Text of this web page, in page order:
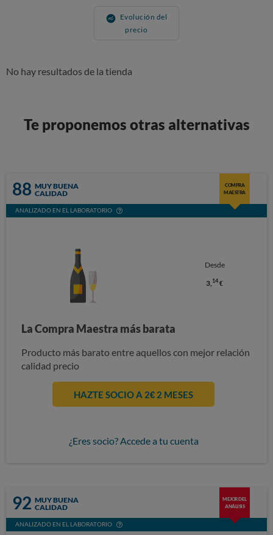
Evolución del
precio
No hay resultados de la tienda
Te proponemos otras alternativas
88 MUY BUENA
CALIDAD
COMPRA
MAESTRA
ANALIZADO EN EL LABORATORIO
Desde
3, 14 €
La Compra Maestra más barata
Producto más barato entre aquellos con mejor relación
calidad precio
HAZTE SOCIO A 2€ 2 MESES
¿Eres socio? Accede a tu cuenta
92 MUY BUENA
CALIDAD
MEJOR DEL
ANÁLISIS
ANALIZADO EN EL LABORATORIO